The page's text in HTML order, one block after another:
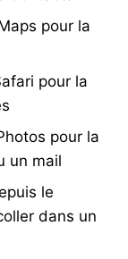
pour la
pour la
pour la
un mail
le
dans un